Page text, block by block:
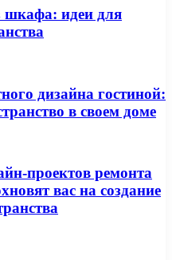
шкафа: идеи для
дизайна гостиной:
в своем доме
проектов ремонта
вас на создание